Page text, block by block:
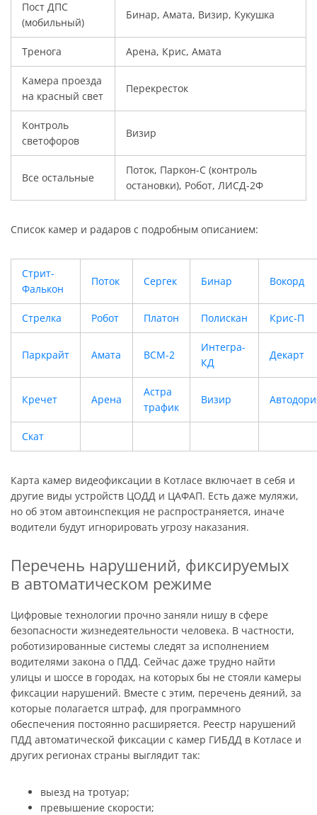
Пост ДПС
(мобильный)
Бинар, Амата, Визир, Кукушка
Тренога Арена, Крис, Амата
Камера проезда
на красный свет
Перекресток
Контроль
светофоров
Визир
Все остальные
Поток, Паркон-С (контроль
остановки), Робот, ЛИСД-2Ф
Список камер и радаров с подробным описанием:
Стрит-
Фалькон
Поток Сергек Бинар Вокорд
Стрелка Робот Платон Полискан Крис-П
Паркрайт Амата ВСМ-2
Интегра-
КД
Декарт
Кречет Арена
Астра
трафик
Визир
Скат
Карта камер видеофиксации в Котласе включает в себя и
другие виды устройств ЦОДД и ЦАФАП. Есть даже муляжи,
но об этом автоинспекция не распространяется, иначе
водители будут игнорировать угрозу наказания.
Перечень нарушений, фиксируемых
в автоматическом режиме
Цифровые технологии прочно заняли нишу в сфере
безопасности жизнедеятельности человека. В частности,
роботизированные системы следят за исполнением
водителями закона о ПДД. Сейчас даже трудно найти
улицы и шоссе в городах, на которых бы не стояли камеры
фиксации нарушений. Вместе с этим, перечень деяний, за
которые полагается штраф, для программного
обеспечения постоянно расширяется. Реестр нарушений
ПДД автоматической фиксации с камер ГИБДД в Котласе и
других регионах страны выглядит так:
выезд на тротуар;
превышение скорости;